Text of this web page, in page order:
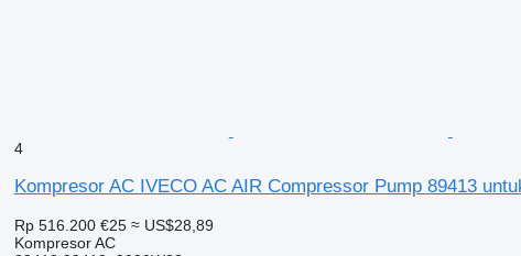
4
Kompresor AC IVECO AC AIR Compressor Pump 89413
Rp 516.200 €25 ≈ US$28,89
Kompresor AC